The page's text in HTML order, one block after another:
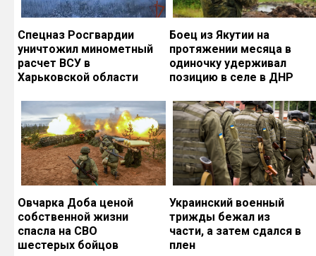
Спецназ Росгвардии
уничтожил минометный
расчет ВСУ в
Харьковской области
Боец из Якутии на
протяжении месяца в
одиночку удерживал
позицию в селе в ДНР
Овчарка Доба ценой
собственной жизни
спасла на СВО
шестерых бойцов
Украинский военный
трижды бежал из
части, а затем сдался в
плен